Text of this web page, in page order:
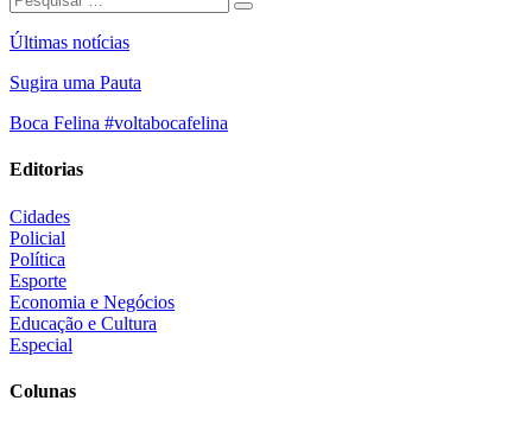
Últimas notícias
Sugira uma Pauta
Boca Felina #voltabocafelina
Editorias
Cidades
Policial
Política
Esporte
Economia e Negócios
Educação e Cultura
Especial
Colunas